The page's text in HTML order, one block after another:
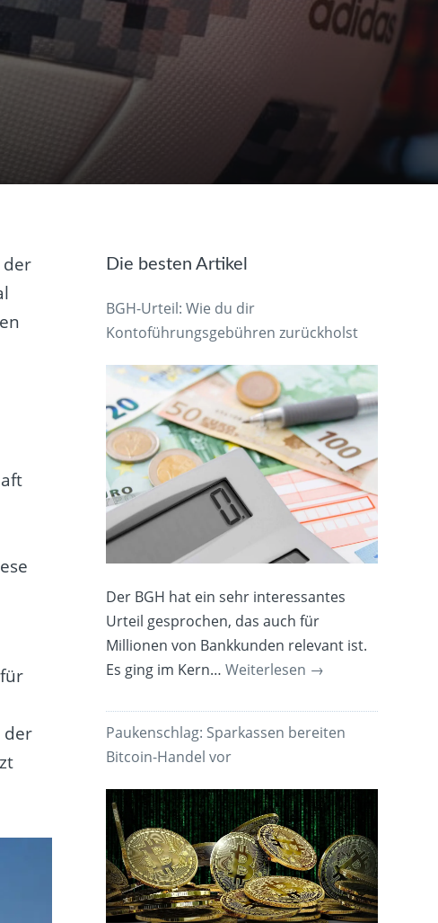
der
der
Die besten Artikel
BGH-Urteil: Wie du dir
Kontoführungsgebühren zurückholst
Der BGH hat ein sehr interessantes
Urteil gesprochen, das auch für
Millionen von Bankkunden relevant ist.
Es ging im Kern…Weiterlesen →
Paukenschlag: Sparkassen bereiten
Bitcoin-Handel vor